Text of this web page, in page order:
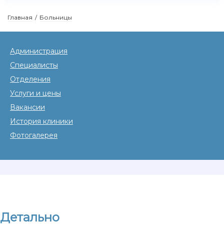
Главная / Больницы
Детально
Администрация
Специалисты
Отделения
Услуги и цены
Вакансии
История клиники
Фотогалерея